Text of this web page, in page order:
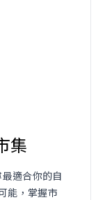
集
適合你的自
能，掌握市